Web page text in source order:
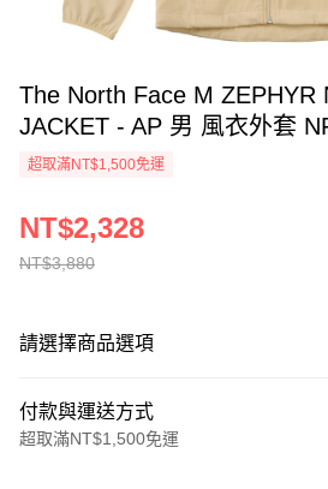
The North Face M ZEPHYR
JACKET - AP 男 風衣外套
超取滿NT$1,500免運
NT$3,880
NT$2,328
請選擇商品選項
付款與運送方式
超取滿NT$1,500免運